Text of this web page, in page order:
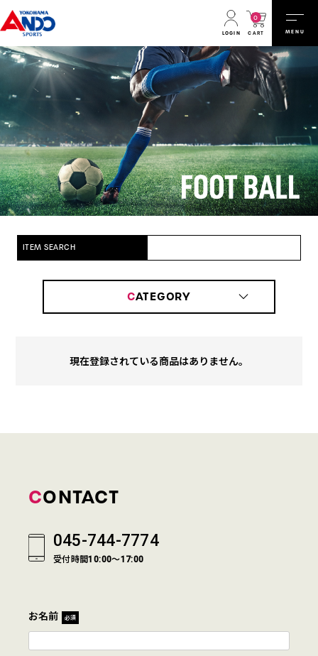
LOGIN CART
0
MENU
ITEM SEARCH
CATEGORY
現在登録されている商品はありません。
CONTACT
045-744-7774
受付時間10:00～17:00
お名前 必須